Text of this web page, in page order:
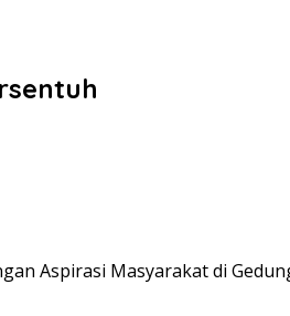
Aspirasi Masyarakat di